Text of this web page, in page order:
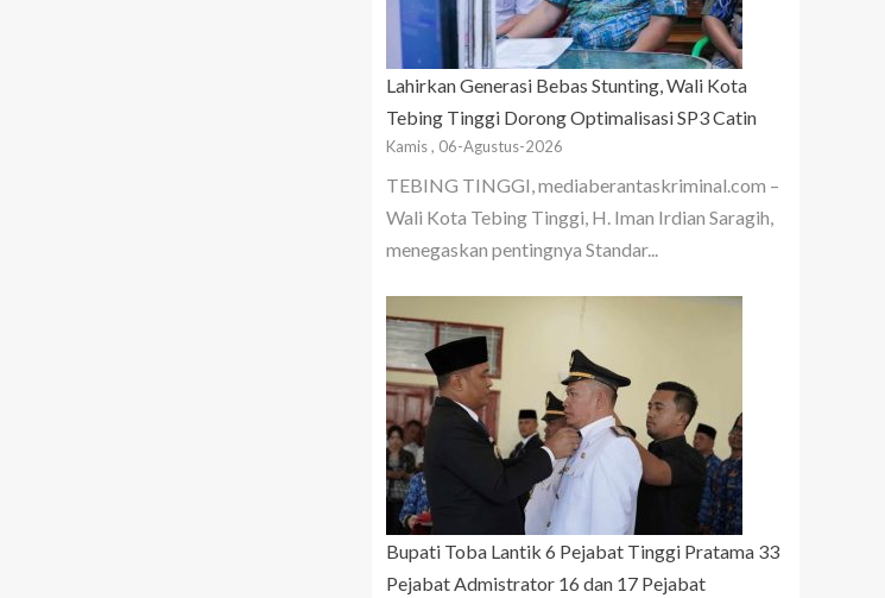
Lahirkan Generasi Bebas Stunting, Wali Kota
Tebing Tinggi Dorong Optimalisasi SP3 Catin
Kamis , 06-Agustus-2026
TEBING TINGGI, mediaberantaskriminal.com –
Wali Kota Tebing Tinggi, H. Iman Irdian Saragih,
menegaskan pentingnya Standar...
Bupati Toba Lantik 6 Pejabat Tinggi Pratama 33
Pejabat Admistrator 16 dan 17 Pejabat